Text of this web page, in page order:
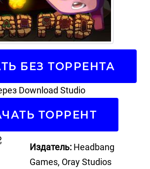
БЕЗ ТОРРЕНТА
Download Studio
ТОРРЕНТ
Издатель: Headbang
Games, Oray Studios